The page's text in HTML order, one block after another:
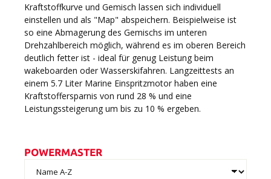
Kraftstoffkurve und Gemisch lassen sich individuell
einstellen und als "Map" abspeichern. Beispielweise ist
so eine Abmagerung des Gemischs im unteren
Drehzahlbereich möglich, während es im oberen Bereich
deutlich fetter ist - ideal für genug Leistung beim
wakeboarden oder Wasserskifahren. Langzeittests an
einem 5.7 Liter Marine Einspritzmotor haben eine
Kraftstoffersparnis von rund 28 % und eine
Leistungssteigerung um bis zu 10 % ergeben.
POWERMASTER